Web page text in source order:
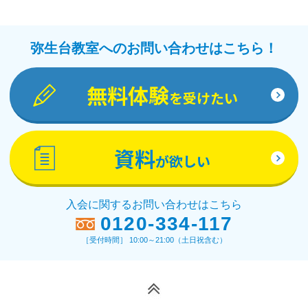
弥生台教室へのお問い合わせはこちら！
無料体験を受けたい
資料が欲しい
入会に関するお問い合わせはこちら
0120-334-117
［受付時間］ 10:00～21:00（土日祝含む）